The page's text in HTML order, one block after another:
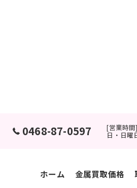
0468-87-0597 [営業時
日・日曜
ホーム 金属買取価格